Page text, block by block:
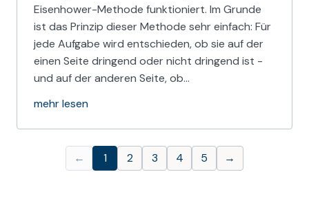
Eisenhower-Methode funktioniert. Im Grunde
ist das Prinzip dieser Methode sehr einfach: Für
jede Aufgabe wird entschieden, ob sie auf der
einen Seite dringend oder nicht dringend ist -
und auf der anderen Seite, ob…
mehr lesen
← 1 2 3 4 5 →